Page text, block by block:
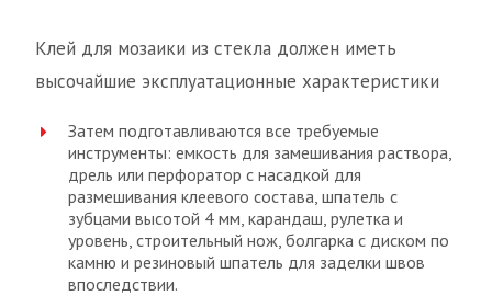
Клей для мозаики из стекла должен иметь
высочайшие эксплуатационные характеристики
Затем подготавливаются все требуемые
инструменты: емкость для замешивания раствора,
дрель или перфоратор с насадкой для
размешивания клеевого состава, шпатель с
зубцами высотой 4 мм, карандаш, рулетка и
уровень, строительный нож, болгарка с диском по
камню и резиновый шпатель для заделки швов
впоследствии.